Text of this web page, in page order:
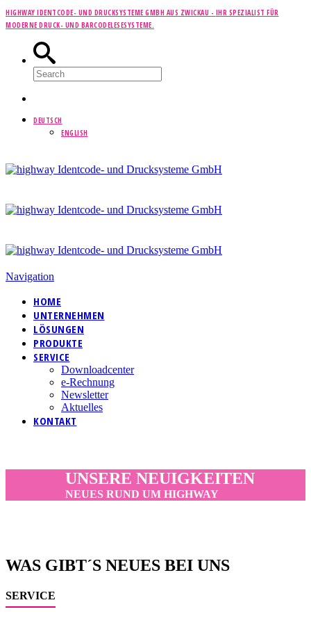
HIGHWAY IDENTCODE- UND DRUCKSYSTEME GMBH AUS ZWICKAU - IHR SPEZIALIST FÜR
MODERNE DRUCK- UND BARCODELESESYSTEME.
DEUTSCH
ENGLISH
Navigation
HOME
UNTERNEHMEN
LÖSUNGEN
PRODUKTE
SERVICE
Downloadcenter
e-Rechnung
Newsletter
Aktuelles
KONTAKT
UNSERE NEUIGKEITEN
NEUES RUND UM HIGHWAY
WAS GIBT´S NEUES BEI UNS
SERVICE